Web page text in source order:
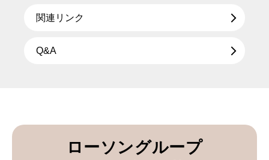
関連リンク
Q&A
ローソングループ